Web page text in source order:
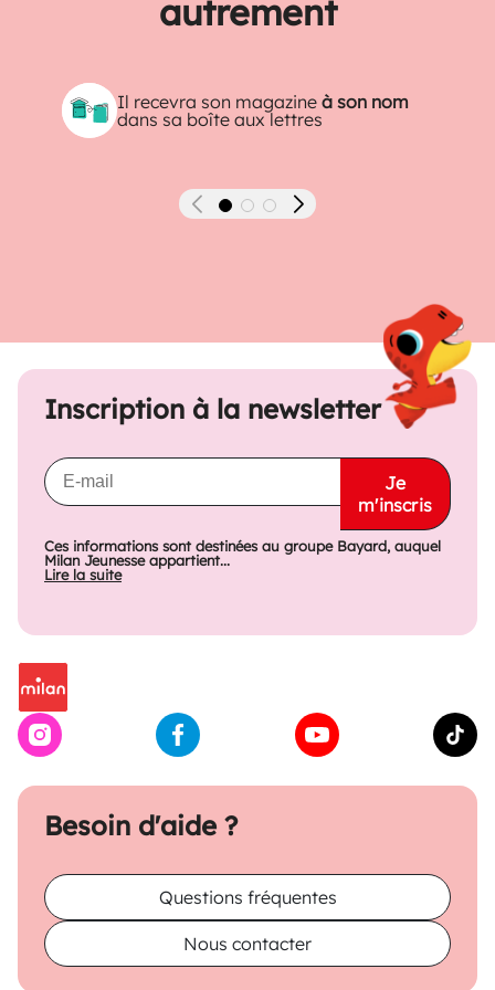
autrement
Il recevra son magazineà son nom
dans sa boîte aux lettres
Précédent Suivant
Besoin d'aide ?
Questions fréquentes
Nous contacter
Inscription à la newsletter
Je
m'inscris
Ces informations sont destinées au groupe Bayard, auquel
Milan Jeunesse appartient...
Lire la suite